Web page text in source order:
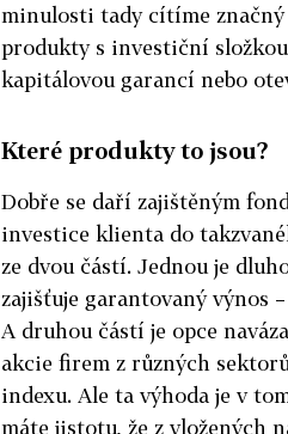
minulosti tady cítíme značný
produkty s investiční
kapitálovou garancí nebo
Které produkty to jsou?
Dobře se daří zajištěným
investice klienta do
ze dvou částí. Jednou je
zajišťuje garantovaný výnos
A druhou částí je opce
akcie firem z různých
indexu. Ale ta výhoda je v
máte jistotu, že z vložených